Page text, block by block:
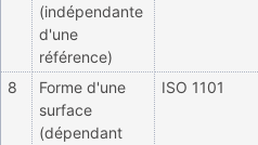
(indépendante
d'une
référence)
8
Forme d'une
surface
(dépendant
ISO 1101